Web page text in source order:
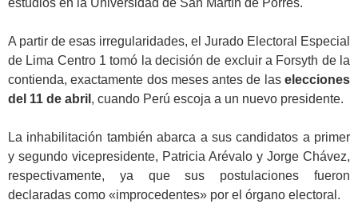
estudios en la Universidad de San Martín de Porres.
A partir de esas irregularidades, el Jurado Electoral Especial
de Lima Centro 1 tomó la decisión de excluir a Forsyth de la
contienda, exactamente dos meses antes de las elecciones
del 11 de abril , cuando Perú escoja a un nuevo presidente.
La inhabilitación también abarca a sus candidatos a primer
y segundo vicepresidente, Patricia Arévalo y Jorge Chávez,
respectivamente, ya que sus postulaciones fueron
declaradas como «improcedentes» por el órgano electoral.